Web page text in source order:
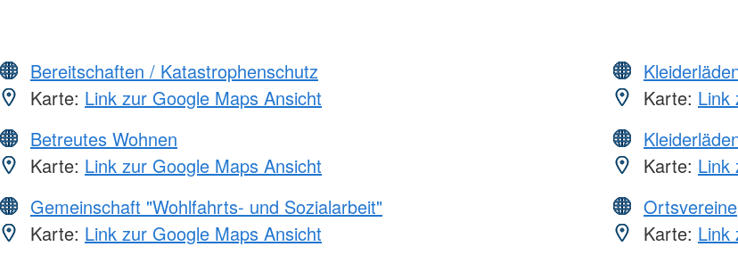
Bereitschaften / Katastrophenschutz
Karte: Link zur Google Maps Ansicht
Betreutes Wohnen
Karte: Link zur Google Maps Ansicht
Gemeinschaft "Wohlfahrts- und Sozialarbeit"
Karte: Link zur Google Maps Ansicht
Karte: Link
Karte: Link
Ortsvereine
Karte: Link